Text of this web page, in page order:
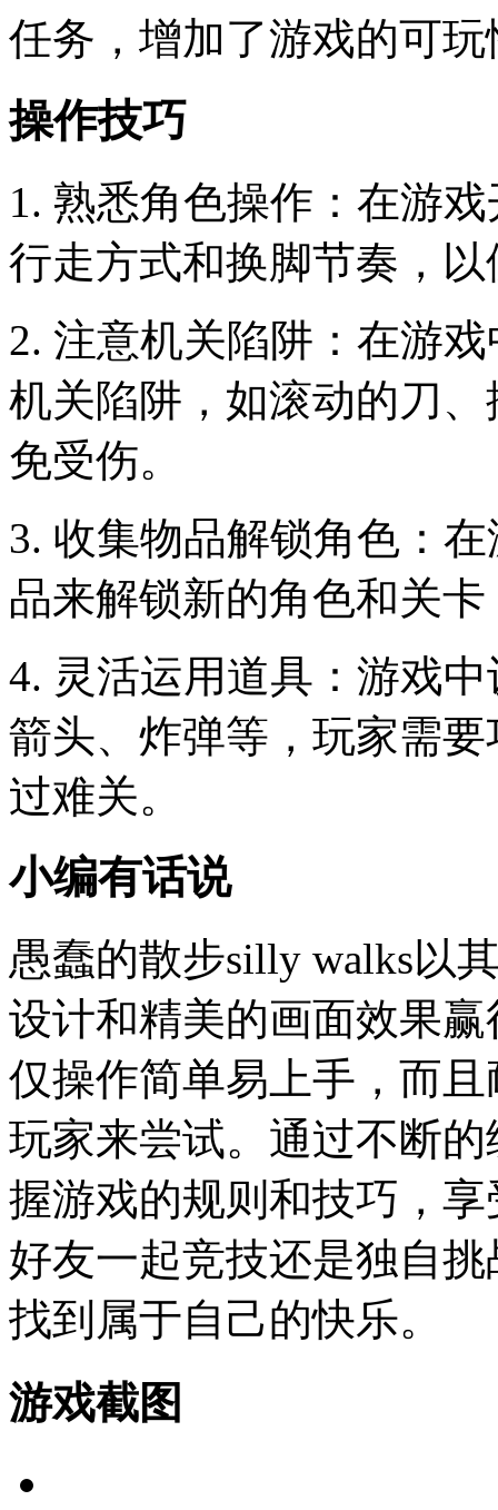
任务，增加了游戏的可
操作技巧
1. 熟悉角色操作：在游
行走方式和换脚节奏，
2. 注意机关陷阱：在游
机关陷阱，如滚动的刀
免受伤。
3. 收集物品解锁角色：
品来解锁新的角色和关
4. 灵活运用道具：游戏
箭头、炸弹等，玩家需
过难关。
小编有话说
愚蠢的散步silly walks以
设计和精美的画面效果
仅操作简单易上手，而
玩家来尝试。通过不断
握游戏的规则和技巧，
好友一起竞技还是独自
找到属于自己的快乐。
游戏截图